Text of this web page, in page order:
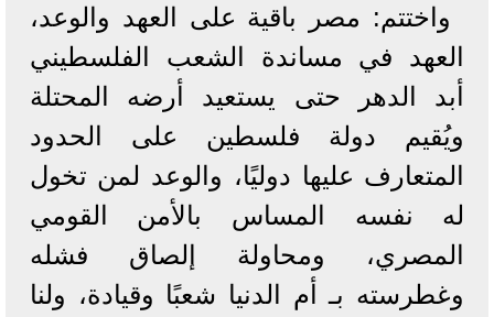
واختتم: مصر باقية على العهد والوعد،
العهد في مساندة الشعب الفلسطيني
أبد الدهر حتى يستعيد أرضه المحتلة
ويُقيم دولة فلسطين على الحدود
المتعارف عليها دوليًا، والوعد لمن تخول
له نفسه المساس بالأمن القومي
المصري، ومحاولة إلصاق فشله
وغطرسته بـ أم الدنيا شعبًا وقيادة، ولنا